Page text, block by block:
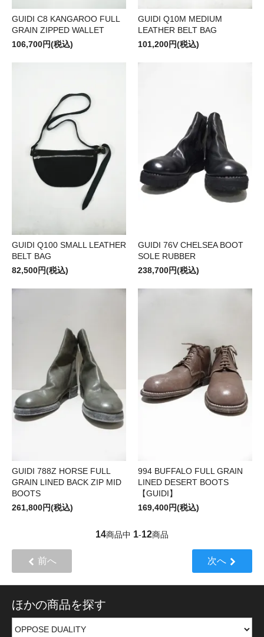
GUIDI C8 KANGAROO FULL
GRAIN ZIPPED WALLET
106,700円(税込)
GUIDI Q10M MEDIUM
LEATHER BELT BAG
101,200円(税込)
GUIDI Q100 SMALL LEATHER
BELT BAG
82,500円(税込)
GUIDI 76V CHELSEA BOOT
SOLE RUBBER
238,700円(税込)
GUIDI 788Z HORSE FULL
GRAIN LINED BACK ZIP MID
BOOTS
261,800円(税込)
994 BUFFALO FULL GRAIN
LINED DESERT BOOTS
【GUIDI】
169,400円(税込)
14商品中 1-12商品
前へ 次へ
ほかの商品を探す